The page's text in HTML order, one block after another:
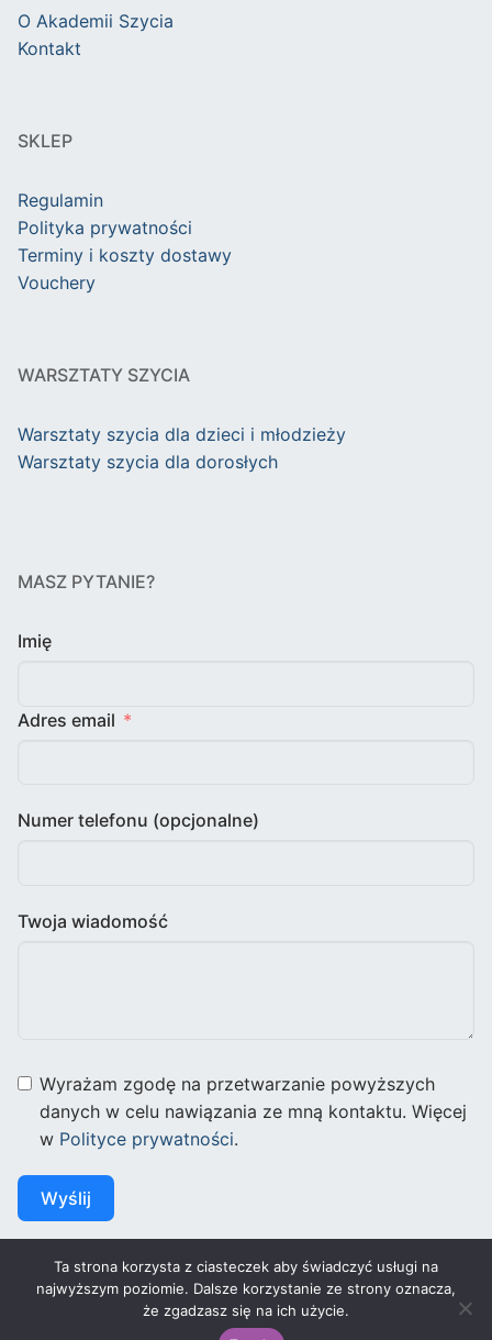
O Akademii Szycia
Kontakt
SKLEP
Regulamin
Polityka prywatności
Terminy i koszty dostawy
Vouchery
WARSZTATY SZYCIA
Warsztaty szycia dla dzieci i młodzieży
Warsztaty szycia dla dorosłych
MASZ PYTANIE?
Imię
Adres email
Numer telefonu (opcjonalne)
Twoja wiadomość
Wyrażam zgodę na przetwarzanie powyższych
danych w celu nawiązania ze mną kontaktu. Więcej
w Polityce prywatności.
Wyślij
Ta strona korzysta z ciasteczek aby świadczyć usługi na
najwyższym poziomie. Dalsze korzystanie ze strony oznacza,
że zgadzasz się na ich użycie.